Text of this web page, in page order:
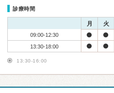
診療時間
月 火
09:00-12:30
13:30-18:00
13:30-16:00